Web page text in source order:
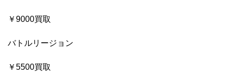
￥9000買取
バトルリージョン
￥5500買取